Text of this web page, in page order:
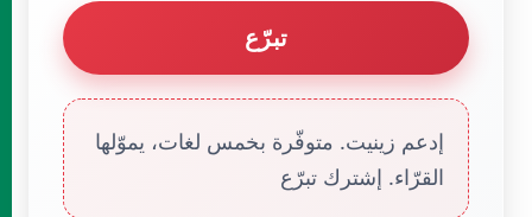
تبرّع
إدعم زينيت. متوفّرة بخمس لغات، يموّلها
القرّاء. إشترك تبرّع